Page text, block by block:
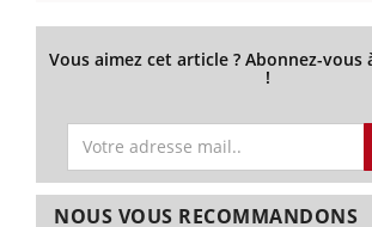
Vous aimez cet article ? Abonnez-vous
!
NOUS VOUS RECOMMANDONS